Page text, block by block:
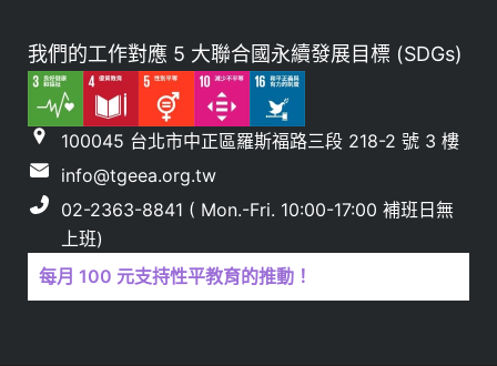
我們的工作對應 5 大聯合國永續發展目標 (SDGs)
100045 台北市中正區羅斯福路三段 218-2 號 3 樓
info@tgeea.org.tw
02-2363-8841 ( Mon.-Fri. 10:00-17:00 補班日無
上班)
每月 100 元支持性平教育的推動！